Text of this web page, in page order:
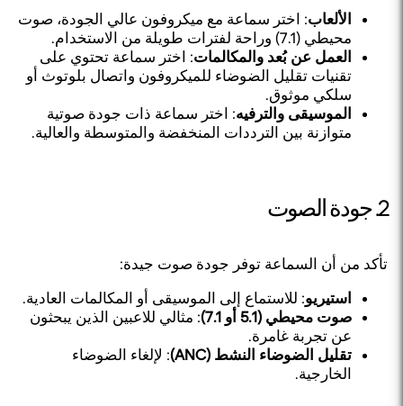
الألعاب: اختر سماعة مع ميكروفون عالي الجودة، صوت
محيطي (7.1) وراحة لفترات طويلة من الاستخدام.
العمل عن بُعد والمكالمات: اختر سماعة تحتوي على
تقنيات تقليل الضوضاء للميكروفون واتصال بلوتوث أو
سلكي موثوق.
الموسيقى والترفيه: اختر سماعة ذات جودة صوتية
متوازنة بين الترددات المنخفضة والمتوسطة والعالية.
2. جودة الصوت
تأكد من أن السماعة توفر جودة صوت جيدة:
استيريو: للاستماع إلى الموسيقى أو المكالمات العادية.
صوت محيطي (5.1 أو 7.1)
: مثالي للاعبين الذين يبحثون
عن تجربة غامرة.
تقليل الضوضاء النشط (ANC)
: لإلغاء الضوضاء
الخارجية.